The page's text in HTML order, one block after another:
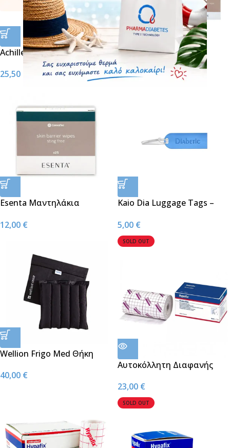
Achilleion Pharma Τοπικό
Αναισθητικό Σπρέι
Anaesthilion Spray 100ml
25,50
Esenta Μαντηλάκια
Αφαίρεσης Κόλλας 30τμχ
12,00€
Esenta Μαντηλάκια
12,00 €
Kaio Dia Luggage Tags –
Αποσκευών
Ευαισθητοποίησης για
Διαβητικούς
5,00 €
Wellion Frigo Med Θήκη
40,00 €
SOLD OUT
Αυτοκόλλητη Διαφανής
15cm*10m
23,00 €
SOLD OUT